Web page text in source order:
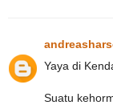
Yaya di
Suatu